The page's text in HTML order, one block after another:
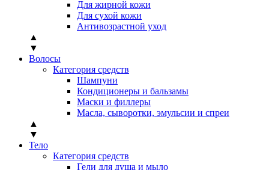
Для жирной кожи
Для сухой кожи
Антивозрастной уход
▲
▼
Волосы
Категория средств
Шампуни
Кондиционеры и бальзамы
Маски и филлеры
Масла, сыворотки, эмульсии и спреи
▲
▼
Тело
Категория средств
Гели для душа и мыло